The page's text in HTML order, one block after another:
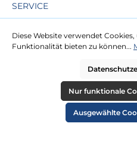
SERVICE
Lieferung
Zahlung
RECHTLICHES
Diese Website verwendet
Funktionalität bieten zu können...
Nur funktionale
Ausgewählte